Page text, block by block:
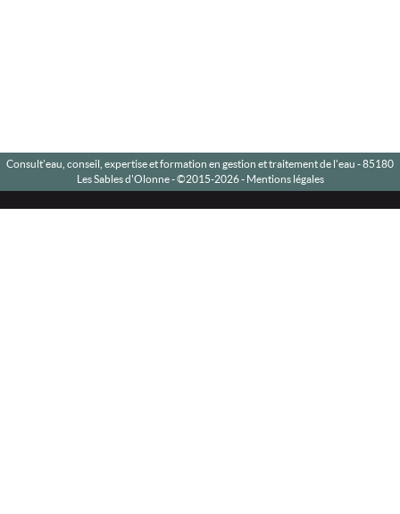
Consult'eau, conseil, expertise et formation en gestion et traitement de l'eau - 85180
Les Sables d'Olonne -©2015-2026- Mentions légales